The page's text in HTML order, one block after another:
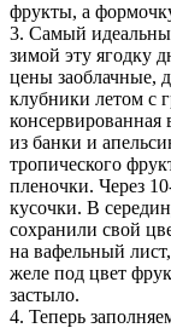
фрукты, а
3. Самый
зимой эту ягодку
цены заоблачные,
клубники летом с
консервированная
из банки и
тропического
пленочки. Через
кусочки. В
сохранили свой
на вафельный
желе под цвет
застыло.
4. Теперь